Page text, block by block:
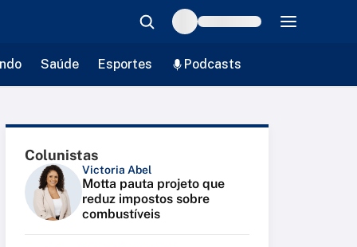
Saúde Esportes Podcasts
Colunistas
Victoria Abel
Motta pauta projeto que
reduz impostos sobre
combustíveis